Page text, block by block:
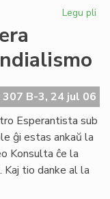
Legu pli
307 B-3, 24 jul 06
Esperantista sub
ĝi estas ankaŭ la
Konsulta ĉe la
Kaj tio danke al la